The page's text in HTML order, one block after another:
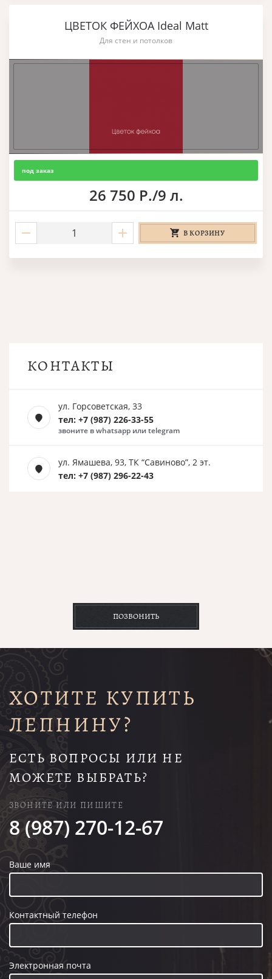
ЦВЕТОК ФЕЙХОА Ideal Matt
Для стен и потолков
под заказ
26 750 Р./9 л.
В КОРЗИНУ
КОНТАКТЫ
ул. Горсоветская, 33
тел: +7 (987) 226-33-55
звоните в whatsapp или telegram
ул. Ямашева, 93, ТК “Савиново”, 2 эт.
тел: +7 (987) 296-22-43
ПОЗВОНИТЬ
ХОТИТЕ КУПИТЬ
ЛЕПНИНУ?
ЕСТЬ ВОПРОСЫ ИЛИ НЕ
МОЖЕТЕ ВЫБРАТЬ?
ЗВОНИТЕ ИЛИ ПИШИТЕ
8 (987) 270-12-67
Ваше имя
Контактный телефон
Электронная почта